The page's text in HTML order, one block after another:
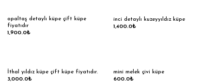
opaltaş detaylı küpe çift küpe
fiyatıdır
1,900.0₺
inci detaylı kuzeyyıldız küpe
1,400.0₺
İthal yıldız küpe çift küpe fiyatıdır.
3,000.0₺
mini melek çivi küpe
600.0₺